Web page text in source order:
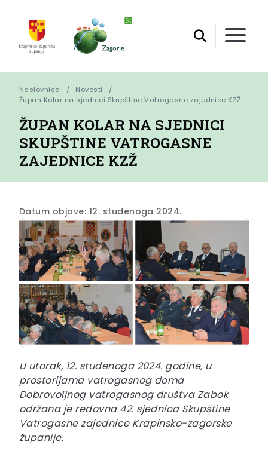
Naslovnica
Novosti
Župan Kolar na sjednici Skupštine Vatrogasne zajednice KZŽ
ŽUPAN KOLAR NA SJEDNICI
SKUPŠTINE VATROGASNE
ZAJEDNICE KZŽ
Datum objave: 12. studenoga 2024.
U utorak, 12. studenoga 2024. godine, u
prostorijama vatrogasnog doma
Dobrovoljnog vatrogasnog društva Zabok
održana je redovna 42. sjednica Skupštine
Vatrogasne zajednice Krapinsko-zagorske
županije.